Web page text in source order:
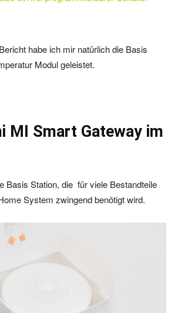
habe ich mir natürlich die Basis
Modul geleistet.
MI Smart Gateway im
Basis Station, die für viele Bestandteile
System zwingend benötigt wird.